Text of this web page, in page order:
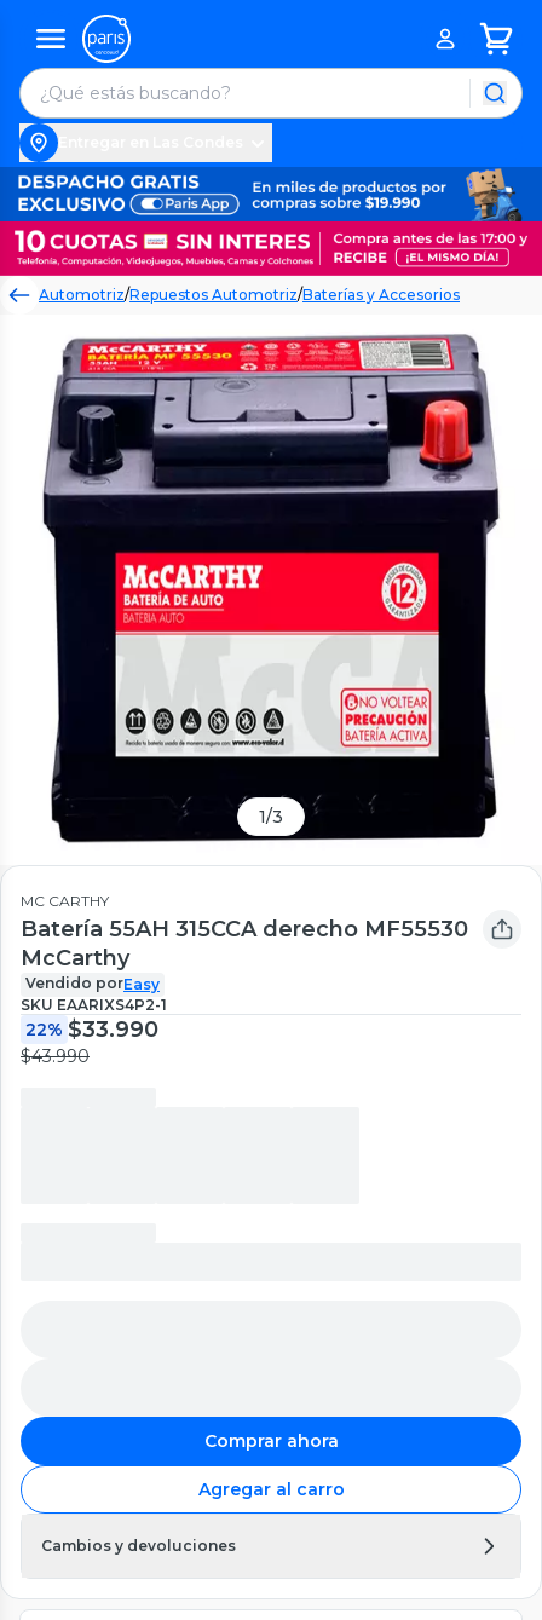
Automotriz/Repuestos Automotriz/Baterías y Accesorios
1/3
MC CARTHY
Batería 55AH 315CCA derecho MF55530
McCarthy
Vendido porEasy
SKU EAARIXS4P2-1
22% $33.990
$43.990
Comprar ahora
Agregar al carro
Cambios y devoluciones